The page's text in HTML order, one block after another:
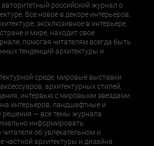
российский журнал о
Все новое в декоре интерьеров,
эксклюзивное в интерьере,
и мире, находит свое
помогая читателям всегда быть
тенденций архитектуры и
среде, мировые выставки
архитектурных стилей,
интервью с мировыми звездами
интерьеров, ландшафтные и
решения — все темы журнала
информировать
об увлекательном и
частной архитектуры и дизайна.